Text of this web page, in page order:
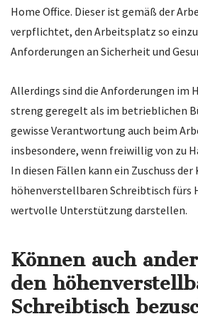
Home Office. Dieser ist gemäß der
verpflichtet, den Arbeitsplatz so
Anforderungen an Sicherheit und
Allerdings sind die Anforderungen im
streng geregelt als im betrieblichen
gewisse Verantwortung auch beim
insbesondere, wenn freiwillig von zu
In diesen Fällen kann ein Zuschuss
höhenverstellbaren Schreibtisch fürs
wertvolle Unterstützung darstellen.
Können auch
den
Schreibtisch